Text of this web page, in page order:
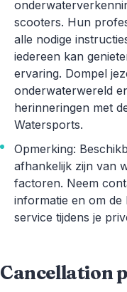
scooters. Hun
alle nodige
iedereen kan
ervaring. Dompel
onderwaterwereld
herinneringen met
Watersports.
Opmerking:
afhankelijk zijn van
factoren. Neem
informatie en om de
service tijdens je
Cancellation